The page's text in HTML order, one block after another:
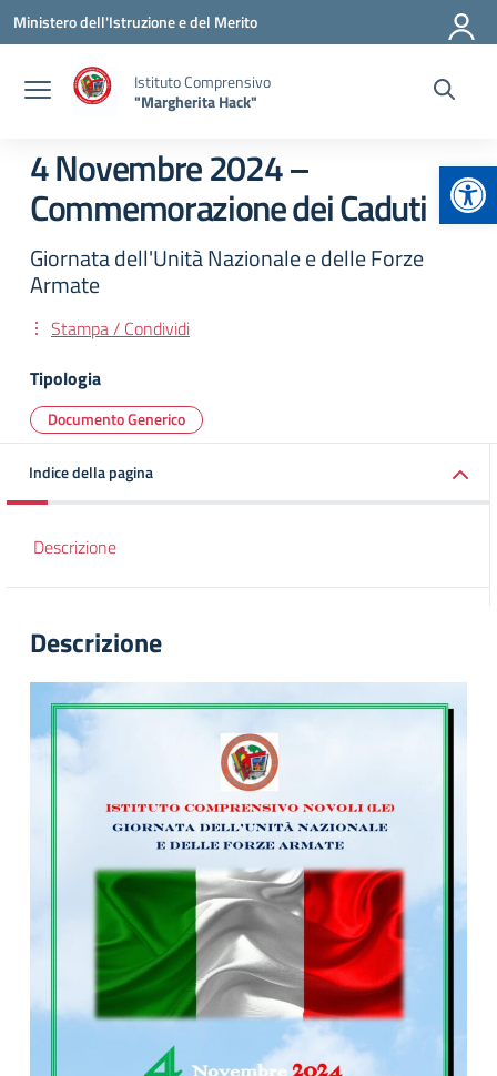
Vai ai contenuti
Vai al menu di navigazione
Vai al footer
Ministero dell'Istruzione e del Merito
Istituto Comprensivo
"Margherita Hack"
4 Novembre 2024 –
Commemorazione dei Caduti
Giornata dell'Unità Nazionale e delle Forze
Armate
Stampa / Condividi
Tipologia
Documento Generico
Indice della pagina
Descrizione
Descrizione